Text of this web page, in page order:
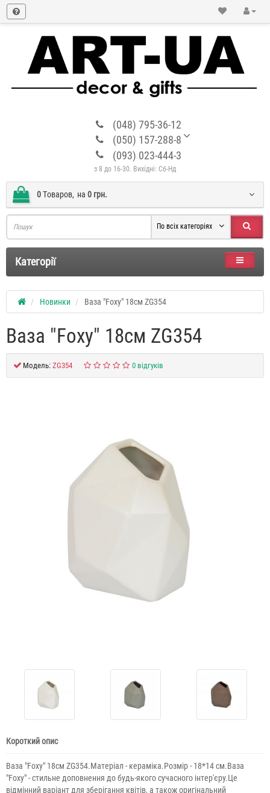
(048) 795-36-12
(050) 157-288-8
(093) 023-444-3
з 8 до 16-30. Вихідні: Сб-Нд
0Tоваров, на 0 грн.
По всіх категоріях
Категорії
Новинки Ваза "Foxy" 18см ZG354
Ваза "Foxy" 18см ZG354
Модель: ZG354 0 відгуків
Короткий опис
Ваза "Foxy" 18см ZG354.Матеріал - кераміка.Розмір - 18*14 см.Ваза
"Foxy" - стильне доповнення до будь-якого сучасного інтер'єру.Це
відмінний варіант для зберігання квітів, а також оригінальний